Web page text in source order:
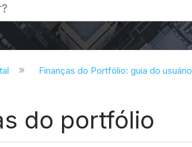
Finanças do Portfólio: guia do usuário
do portfólio